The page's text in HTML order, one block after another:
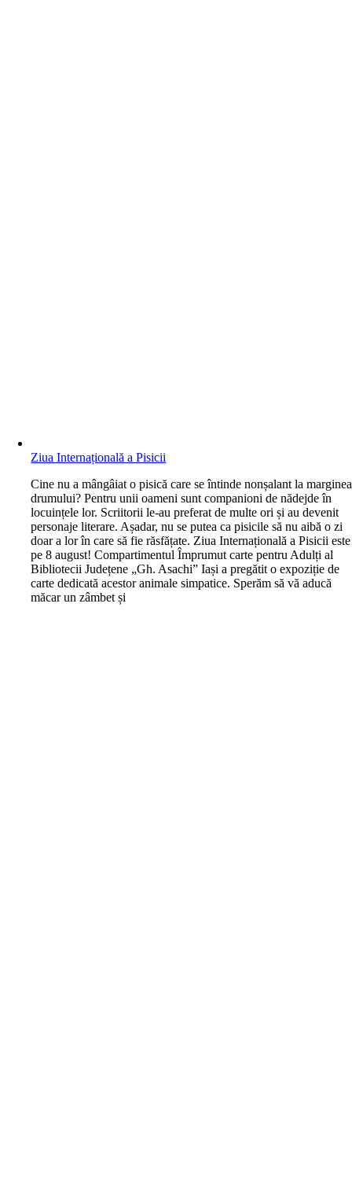
Ziua Internațională a Pisicii
Cine nu a mângâiat o pisică care se întinde nonșalant la marginea
drumului? Pentru unii oameni sunt companioni de nădejde în
locuințele lor. Scriitorii le-au preferat de multe ori și au devenit
personaje literare. Așadar, nu se putea ca pisicile să nu aibă o zi
doar a lor în care să fie răsfățate. Ziua Internațională a Pisicii este
pe 8 august! Compartimentul Împrumut carte pentru Adulți al
Bibliotecii Județene „Gh. Asachi” Iași a pregătit o expoziție de
carte dedicată acestor animale simpatice. Sperăm să vă aducă
măcar un zâmbet și